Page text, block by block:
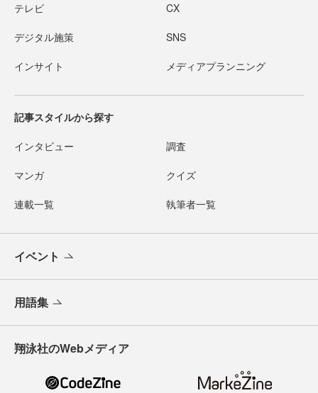
テレビ CX
デジタル施策 SNS
インサイト メディアプランニング
記事スタイルから探す
インタビュー 調査
マンガ クイズ
連載一覧 執筆者一覧
イベント
用語集
翔泳社のWebメディア